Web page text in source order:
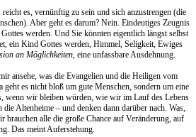
reicht es, vernünftig zu sein und sich anzustrengen (die
Aber geht es darum? Nein. Eindeutiges Zeugnis
werden. Und Sie könnten eigentlich längst selbst
ein Kind Gottes werden, Himmel, Seligkeit, Ewiges
an Möglichkeiten , eine unfassbare Ausdehnung.
ansehe, was die Evangelien und die Heiligen vom
geht es nicht bloß um gute Menschen, sondern um eine
wenn wir bleiben würden, wie wir im Lauf des Lebens
Altenheime – und denken dann darüber nach. Was,
alle die große Chance auf Veränderung, auf
Das meint Auferstehung.